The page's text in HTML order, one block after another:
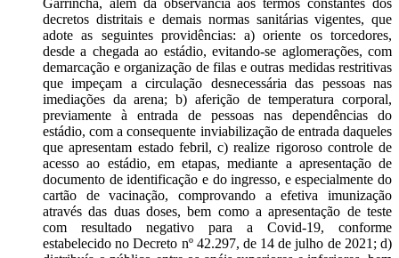
decretos distritais e demais normas sanitárias vigentes, que
adote as seguintes providências: a) oriente os torcedores,
desde a chegada ao estádio, evitando-se aglomerações, com
demarcação e organização de filas e outras medidas restritivas
que impeçam a circulação desnecessária das pessoas nas
imediações da arena; b) aferição de temperatura corporal,
previamente à entrada de pessoas nas dependências do
estádio, com a consequente inviabilização de entrada daqueles
que apresentam estado febril, c) realize rigoroso controle de
acesso ao estádio, em etapas, mediante a apresentação de
documento de identificação e do ingresso, e especialmente do
cartão de vacinação, comprovando a efetiva imunização
através das duas doses, bem como a apresentação de teste
com resultado negativo para a Covid-19, conforme
estabelecido no Decreto nº 42.297, de 14 de julho de 2021; d)